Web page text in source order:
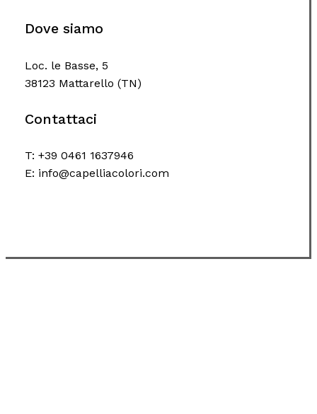
Dove siamo
Loc. le Basse, 5
38123 Mattarello (TN)
Contattaci
T: +39 0461 1637946
E: info@capelliacolori.com